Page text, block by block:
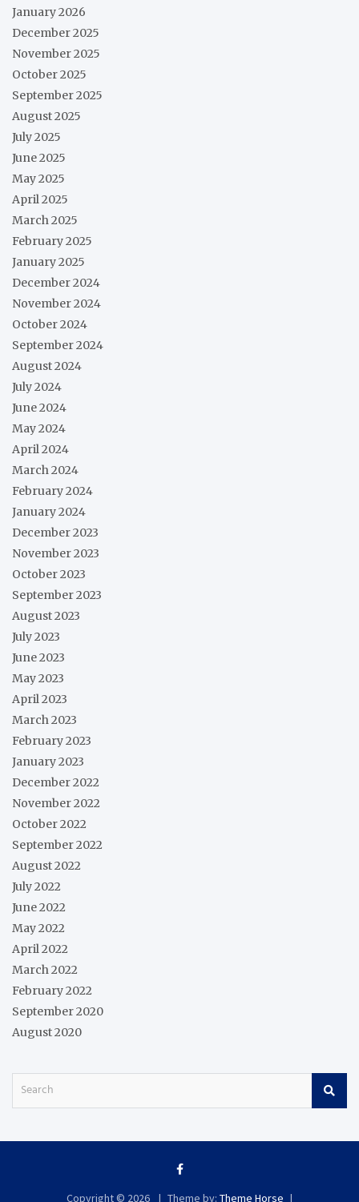
January 2026
December 2025
November 2025
October 2025
September 2025
August 2025
July 2025
June 2025
May 2025
April 2025
March 2025
February 2025
January 2025
December 2024
November 2024
October 2024
September 2024
August 2024
July 2024
June 2024
May 2024
April 2024
March 2024
February 2024
January 2024
December 2023
November 2023
October 2023
September 2023
August 2023
July 2023
June 2023
May 2023
April 2023
March 2023
February 2023
January 2023
December 2022
November 2022
October 2022
September 2022
August 2022
July 2022
June 2022
May 2022
April 2022
March 2022
February 2022
September 2020
August 2020
Copyright © 2026
Theme by: Theme Horse